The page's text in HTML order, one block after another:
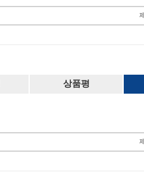
상품평